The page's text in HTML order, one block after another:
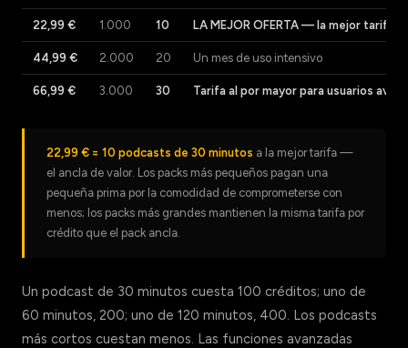
22,99 € 1.000 10 LA MEJOR OFERTA — la mejor tarifa
44,99 € 2.000 20 Un mes de uso intensivo
66,99 € 3.000 30 Tarifa al por mayor para usuarios
22,99 € = 10 podcasts de 30 minutos a la mejor tarifa —
el ancla de valor. Los packs más pequeños pagan una
pequeña prima por la comodidad de comprometerse con
menos; los packs más grandes mantienen la misma tarifa por
crédito que el pack ancla.
Un podcast de 30 minutos cuesta 100 créditos; uno de
60 minutos, 200; uno de 120 minutos, 400. Los podcasts
más cortos cuestan menos. Las funciones avanzadas